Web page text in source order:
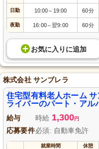
日勤 10:00～ 19:00 60分
夜勤 16:00～翌9:00 60分
お気に入り に追加
株式会社 サンブレラ
住宅型有料老人ホーム
ライバーのパート・アル
給与 時給 1,300円
応募要件必須: 自動車免許
就業時間 休憩